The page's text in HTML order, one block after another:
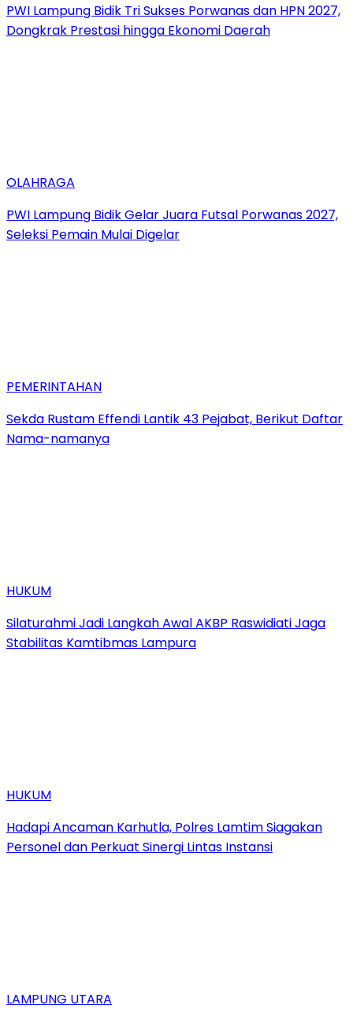
PWI Lampung Bidik Tri Sukses Porwanas dan HPN 2027,
Dongkrak Prestasi hingga Ekonomi Daerah
OLAHRAGA
PWI Lampung Bidik Gelar Juara Futsal Porwanas 2027,
Seleksi Pemain Mulai Digelar
PEMERINTAHAN
Sekda Rustam Effendi Lantik 43 Pejabat, Berikut Daftar
Nama-namanya
HUKUM
Silaturahmi Jadi Langkah Awal AKBP Raswidiati Jaga
Stabilitas Kamtibmas Lampura
HUKUM
Hadapi Ancaman Karhutla, Polres Lamtim Siagakan
Personel dan Perkuat Sinergi Lintas Instansi
LAMPUNG UTARA